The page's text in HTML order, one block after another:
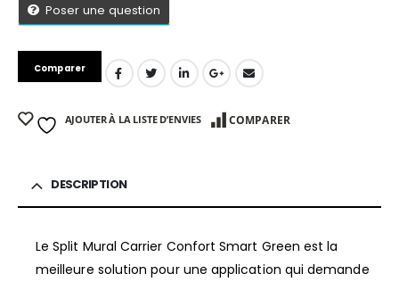
Poser une question
Comparer
AJOUTER À LA LISTE D’ENVIES COMPARER
DESCRIPTION
Le Split Mural Carrier Confort Smart Green est la
meilleure solution pour une application qui demande